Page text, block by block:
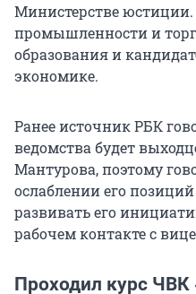
Министерстве
промышленности и
образования и
экономике.
Ранее источник РБК
ведомства будет
Мантурова, поэтому
ослаблении его
развивать его
рабочем контакте с
Проходил курс ЧВК